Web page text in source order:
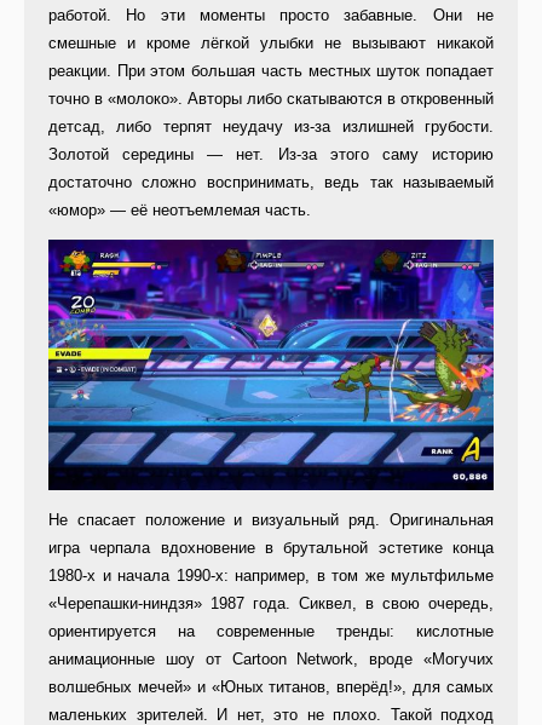
работой. Но эти моменты просто забавные. Они не
смешные и кроме лёгкой улыбки не вызывают никакой
реакции. При этом большая часть местных шуток попадает
точно в «молоко». Авторы либо скатываются в откровенный
детсад, либо терпят неудачу из-за излишней грубости.
Золотой середины — нет. Из-за этого саму историю
достаточно сложно воспринимать, ведь так называемый
«юмор» — её неотъемлемая часть.
Не спасает положение и визуальный ряд. Оригинальная
игра черпала вдохновение в брутальной эстетике конца
1980-х и начала 1990-х: например, в том же мультфильме
«Черепашки-ниндзя» 1987 года. Сиквел, в свою очередь,
ориентируется на современные тренды: кислотные
анимационные шоу от Cartoon Network, вроде «Могучих
волшебных мечей» и «Юных титанов, вперёд!», для самых
маленьких зрителей. И нет, это не плохо. Такой подход